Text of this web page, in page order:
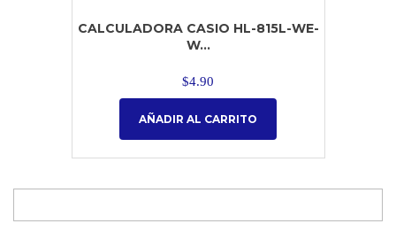
CALCULADORA CASIO HL-815L-WE-
W...
$4.90
AÑADIR AL CARRITO